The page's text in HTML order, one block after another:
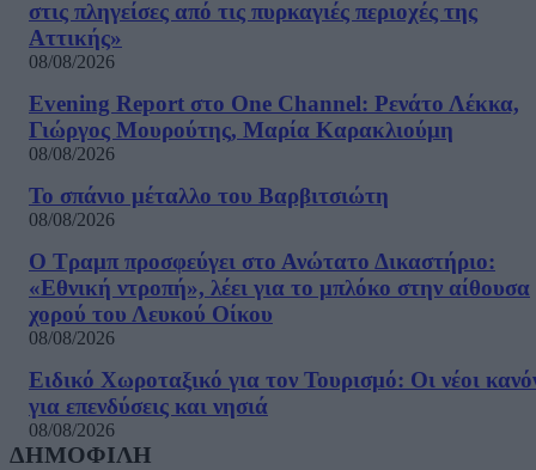
στις πληγείσες από τις πυρκαγιές περιοχές της
Αττικής»
08/08/2026
Evening Report στο One Channel: Ρενάτο Λέκκα,
Γιώργος Μουρούτης, Μαρία Καρακλιούμη
08/08/2026
Το σπάνιο μέταλλο του Βαρβιτσιώτη
08/08/2026
Ο Τραμπ προσφεύγει στο Ανώτατο Δικαστήριο:
«Εθνική ντροπή», λέει για το μπλόκο στην αίθουσα
χορού του Λευκού Οίκου
08/08/2026
Ειδικό Χωροταξικό για τον Τουρισμό: Οι νέοι
για επενδύσεις και νησιά
08/08/2026
ΔΗΜΟΦΙΛΗ